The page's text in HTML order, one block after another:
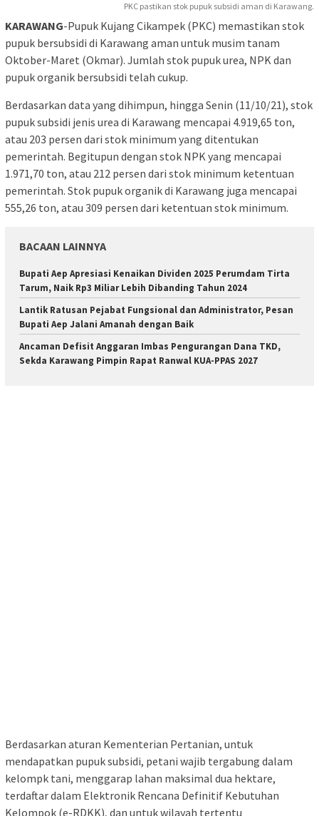
PKC pastikan stok pupuk subsidi aman di Karawang.
KARAWANG-Pupuk Kujang Cikampek (PKC) memastikan stok
pupuk bersubsidi di Karawang aman untuk musim tanam
Oktober-Maret (Okmar). Jumlah stok pupuk urea, NPK dan
pupuk organik bersubsidi telah cukup.
Berdasarkan data yang dihimpun, hingga Senin (11/10/21), stok
pupuk subsidi jenis urea di Karawang mencapai 4.919,65 ton,
atau 203 persen dari stok minimum yang ditentukan
pemerintah. Begitupun dengan stok NPK yang mencapai
1.971,70 ton, atau 212 persen dari stok minimum ketentuan
pemerintah. Stok pupuk organik di Karawang juga mencapai
555,26 ton, atau 309 persen dari ketentuan stok minimum.
BACAAN LAINNYA
Bupati Aep Apresiasi Kenaikan Dividen 2025 Perumdam Tirta
Tarum, Naik Rp3 Miliar Lebih Dibanding Tahun 2024
Lantik Ratusan Pejabat Fungsional dan Administrator, Pesan
Bupati Aep Jalani Amanah dengan Baik
Ancaman Defisit Anggaran Imbas Pengurangan Dana TKD,
Sekda Karawang Pimpin Rapat Ranwal KUA-PPAS 2027
Berdasarkan aturan Kementerian Pertanian, untuk
mendapatkan pupuk subsidi, petani wajib tergabung dalam
kelompk tani, menggarap lahan maksimal dua hektare,
terdaftar dalam Elektronik Rencana Definitif Kebutuhan
Kelompok (e-RDKK), dan untuk wilayah tertentu